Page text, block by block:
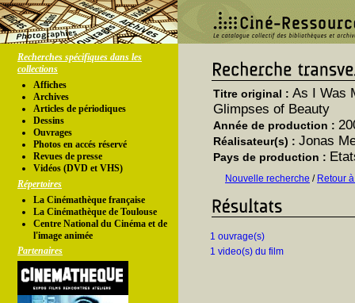
Recherches spécifiques dans les
collections
Affiches
Archives
Articles de périodiques
Dessins
Ouvrages
Photos en accés réservé
Revues de presse
Vidéos (DVD et VHS)
Répertoires
La Cinémathèque française
La Cinémathèque de Toulouse
Centre National du Cinéma et de
l'image animée
Partenaires
Titre original : As I Was
Glimpses of Beauty
Année de production :
Réalisateur(s) : Jonas
Pays de production :
Nouvelle recherche / Retour
1 ouvrage(s)
1 video(s) du film